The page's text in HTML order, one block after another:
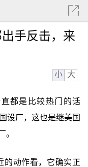
手反击，来
小 大
都是比较热门的话
设厂，这也是继美国
。
的动作看，它确实正